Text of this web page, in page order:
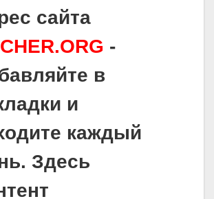
сайта
-
в
и
каждый
Здесь